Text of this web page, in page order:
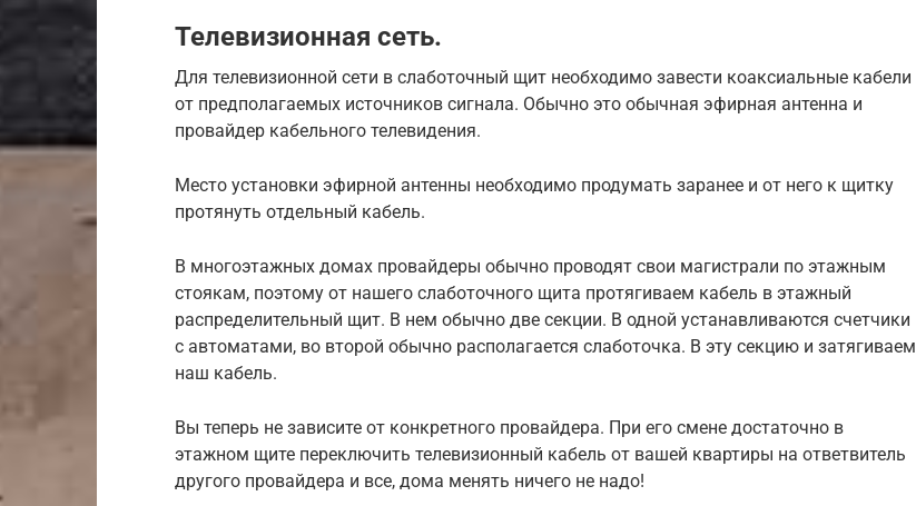
Телевизионная сеть.
Для телевизионной сети в слаботочный щит необходимо завести коаксиальные кабели
от предполагаемых источников сигнала. Обычно это обычная эфирная антенна и
провайдер кабельного телевидения.
Место установки эфирной антенны необходимо продумать заранее и от него к щитку
протянуть отдельный кабель.
В многоэтажных домах провайдеры обычно проводят свои магистрали по этажным
стоякам, поэтому от нашего слаботочного щита протягиваем кабель в этажный
распределительный щит. В нем обычно две секции. В одной устанавливаются счетчики
с автоматами, во второй обычно располагается слаботочка. В эту секцию и затягиваем
наш кабель.
Вы теперь не зависите от конкретного провайдера. При его смене достаточно в
этажном щите переключить телевизионный кабель от вашей квартиры на ответвитель
другого провайдера и все, дома менять ничего не надо!